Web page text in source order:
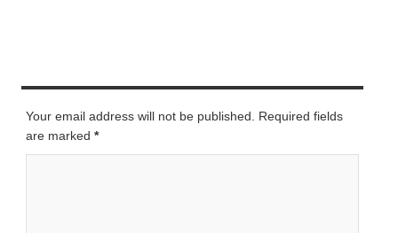
Your email address will not be published. Required fields
are marked *